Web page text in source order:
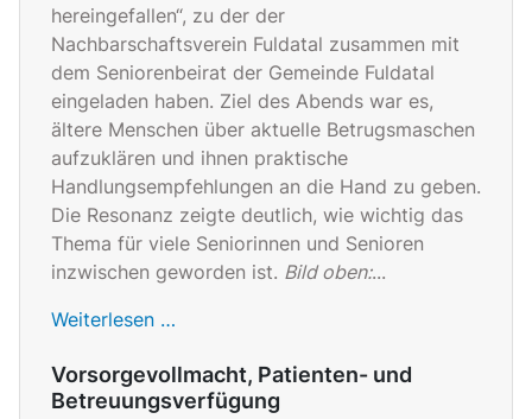
hereingefallen“, zu der der
Nachbarschaftsverein Fuldatal zusammen mit
dem Seniorenbeirat der Gemeinde Fuldatal
eingeladen haben. Ziel des Abends war es,
ältere Menschen über aktuelle Betrugsmaschen
aufzuklären und ihnen praktische
Handlungsempfehlungen an die Hand zu geben.
Die Resonanz zeigte deutlich, wie wichtig das
Thema für viele Seniorinnen und Senioren
inzwischen geworden ist. Bild oben:...
Weiterlesen …
Vorsorgevollmacht, Patienten- und
Betreuungsverfügung